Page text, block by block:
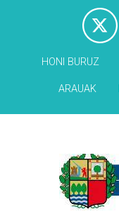
HONI BURUZ
ARAUAK